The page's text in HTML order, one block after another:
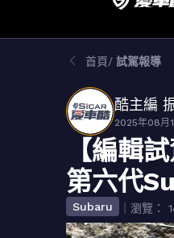
首頁 試駕報導
酷主編
2025年08月
【編輯
第六代
Subaru ｜瀏覽：